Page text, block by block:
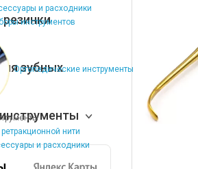
и расходники
инструментов
Ортопедические инструменты
нити
и расходники
зубных